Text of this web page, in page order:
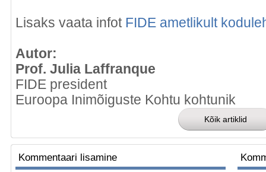
Lisaks vaata infot FIDE ametlikult
Autor:
Prof. Julia Laffranque
FIDE president
Euroopa Inimõiguste Kohtu kohtunik
Kommentaari lisamine